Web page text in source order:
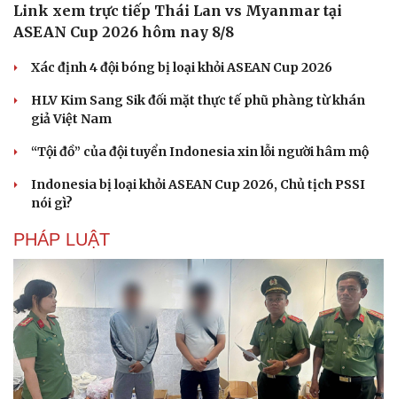
Sức khỏe
Dinh dưỡng - món ngon
Sản phụ khoa
Nhi khoa
Nam khoa
Làm đẹp - giảm cân
Phòng mạch online
Ăn sạch sống khỏe
Nhà đẹp
Blog
Tình yêu - Gia đình
Link xem trực tiếp Thái Lan vs Myanmar tại
ASEAN Cup 2026 hôm nay 8/8
Xác định 4 đội bóng bị loại khỏi ASEAN Cup 2026
HLV Kim Sang Sik đối mặt thực tế phũ phàng từ khán
giả Việt Nam
“Tội đồ” của đội tuyển Indonesia xin lỗi người hâm mộ
Indonesia bị loại khỏi ASEAN Cup 2026, Chủ tịch PSSI
nói gì?
PHÁP LUẬT